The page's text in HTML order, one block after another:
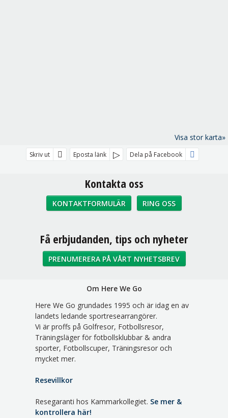
Visa stor karta»
Skriv ut Eposta länk Dela på Facebook
Kontakta oss
KONTAKTFORMULÄR RING OSS
Sociala medier
Få erbjudanden, tips och nyheter
PRENUMERERA PÅ VÅRT NYHETSBREV
Om Here We Go
Here We Go grundades 1995 och är idag en av
landets ledande sportresearrangörer.
Vi är proffs på Golfresor, Fotbollsresor,
Träningsläger för fotbollsklubbar & andra
sporter, Fotbollscuper, Träningsresor och
mycket mer.
Resevillkor
Resegaranti hos Kammarkollegiet. Se mer &
kontrollera här!